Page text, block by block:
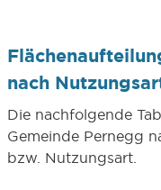
nach
Die nachfolgende
Gemeinde Pernegg
bzw. Nutzungsart.